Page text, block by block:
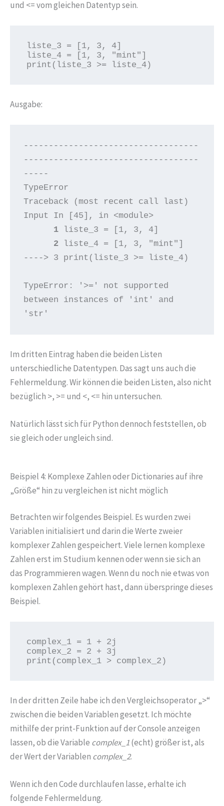
und <= vom gleichen Datentyp sein.
liste_3 = [1, 3, 4]
liste_4 = [1, 3, "mint"]
print(liste_3 >= liste_4)
Ausgabe:
-----------------------------------
-----------------------------------
-----
TypeError
Traceback (most recent call last)
      1
      2
liste_4 = [1, 3, "mint"]
----> 3 print(liste_3 >= liste_4)
TypeError: '>=' not supported
between instances of 'int' and
'str'
Im dritten Eintrag haben die beiden Listen
unterschiedliche Datentypen. Das sagt uns auch die
Fehlermeldung. Wir können die beiden Listen, also nicht
bezüglich >, >= und <, <= hin untersuchen.
Natürlich lässt sich für Python dennoch feststellen, ob
sie gleich oder ungleich sind.
Beispiel 4: Komplexe Zahlen oder Dictionaries auf ihre
„Größe“ hin zu vergleichen ist nicht möglich
Betrachten wir folgendes Beispiel. Es wurden zwei
Variablen initialisiert und darin die Werte zweier
komplexer Zahlen gespeichert. Viele lernen komplexe
Zahlen erst im Studium kennen oder wenn sie sich an
das Programmieren wagen. Wenn du noch nie etwas von
komplexen Zahlen gehört hast, dann überspringe dieses
Beispiel.
complex_1 = 1 + 2j
complex_2 = 2 + 3j
print(complex_1 > complex_2)
In der dritten Zeile habe ich den Vergleichsoperator „>“
zwischen die beiden Variablen gesetzt. Ich möchte
mithilfe der print-Funktion auf der Console anzeigen
lassen, ob die Variable complex_1(echt) größer ist, als
der Wert der Variablen complex_2.
Wenn ich den Code durchlaufen lasse, erhalte ich
folgende Fehlermeldung.